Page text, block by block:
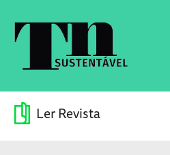
Ler Revista